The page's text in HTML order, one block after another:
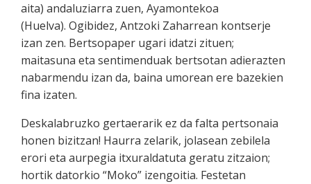
aita) andaluziarra zuen, Ayamontekoa
(Huelva). Ogibidez, Antzoki Zaharrean kontserje
izan zen. Bertsopaper ugari idatzi zituen;
maitasuna eta sentimenduak bertsotan adierazten
nabarmendu izan da, baina umorean ere bazekien
fina izaten.
Deskalabruzko gertaerarik ez da falta pertsonaia
honen bizitzan! Haurra zelarik, jolasean zebilela
erori eta aurpegia itxuraldatuta geratu zitzaion;
hortik datorkio “Moko” izengoitia. Festetan